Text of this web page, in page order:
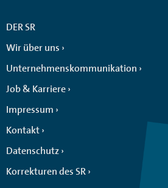
DER SR
Wir über uns
Unternehmenskommunikation
Job & Karriere
Impressum
Kontakt
Datenschutz
Korrekturen des SR